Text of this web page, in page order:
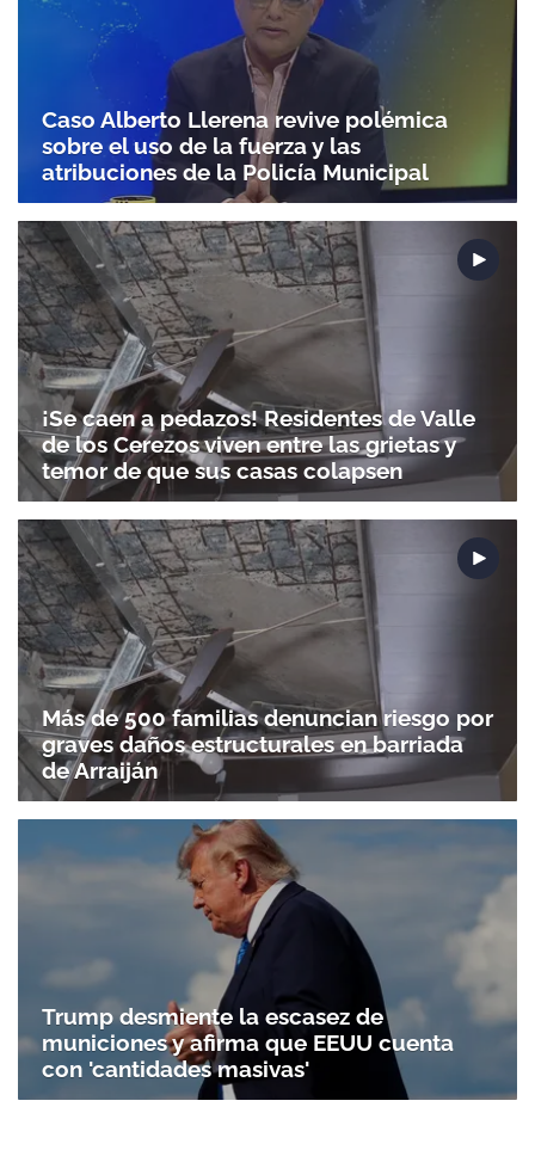
Gracias por suscribirte a nuestro boletín.
ACEPTAR
Caso Alberto Llerena revive polémica
sobre el uso de la fuerza y las
atribuciones de la Policía Municipal
¡Se caen a pedazos! Residentes de Valle
de los Cerezos viven entre las grietas y
temor de que sus casas colapsen
Más de 500 familias denuncian riesgo por
graves daños estructurales en barriada
de Arraiján
Trump desmiente la escasez de
municiones y afirma que EEUU cuenta
con 'cantidades masivas'